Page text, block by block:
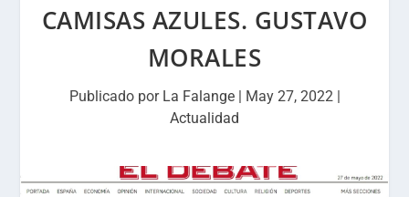
CAMISAS AZULES. GUSTAVO
MORALES
Publicado por La Falange| May 27, 2022|
Actualidad